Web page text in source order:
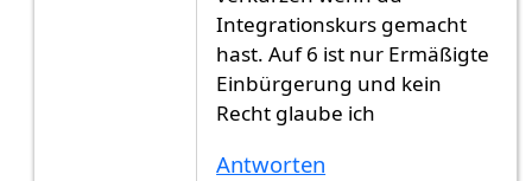
Integrationskurs gemacht
hast. Auf 6 ist nur Ermäßigte
Einbürgerung und kein
Recht glaube ich
Antworten